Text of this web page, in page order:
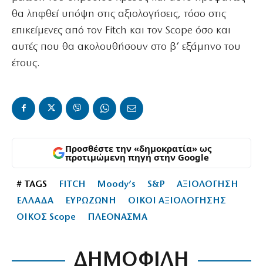
θα ληφθεί υπόψη στις αξιολογήσεις, τόσο στις
επικείμενες από τον Fitch και τον Scope όσο και
αυτές που θα ακολουθήσουν στο β’ εξάμηνο του
έτους.
Προσθέστε την «δημοκρατία» ως
προτιμώμενη πηγή στην Google
# TAGS FITCH Moody’s S&P
ΑΞΙΟΛΟΓΗΣΗ
ΕΛΛΑΔΑ
ΕΥΡΩΖΩΝΗ
ΟΙΚΟΙ ΑΞΙΟΛΟΓΗΣΗΣ
ΟΙΚΟΣ Scope
ΠΛΕΟΝΑΣΜΑ
ΔΗΜΟΦΙΛΗ